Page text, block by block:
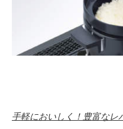
手軽においしく！豊富なレ